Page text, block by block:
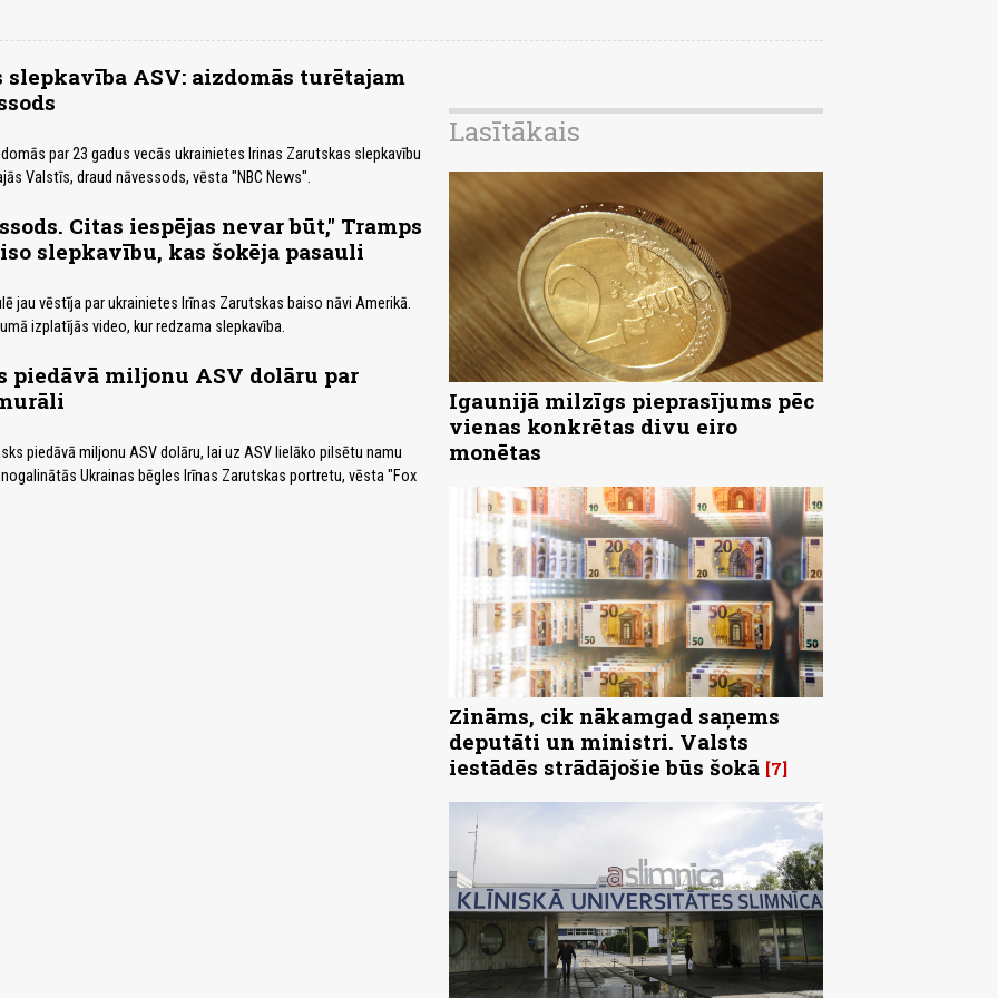
ASV: aizdomās turētajam
par 23 gadus vecās ukrainietes Irinas Zarutskas slepkavību
Valstīs, draud nāvessods, vēsta "NBC News".
Citas iespējas nevar būt," Tramps
slepkavību, kas šokēja pasauli
jau vēstīja par ukrainietes Irīnas Zarutskas baiso nāvi Amerikā.
izplatījās video, kur redzama slepkavība.
piedāvā miljonu ASV dolāru par
piedāvā miljonu ASV dolāru, lai uz ASV lielāko pilsētu namu
Ukrainas bēgles Irīnas Zarutskas portretu, vēsta "Fox
Lasītākais
Igaunijā milzīgs pieprasījums pēc
vienas konkrētas divu eiro
monētas
Zināms, cik nākamgad saņems
deputāti un ministri. Valsts
iestādēs strādājošie būs šokā 7